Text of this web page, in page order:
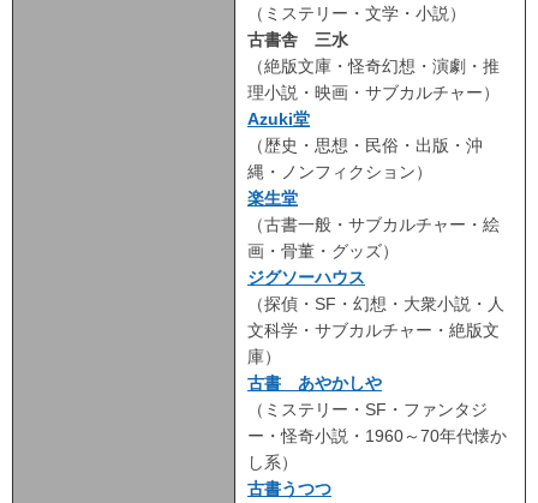
（ミステリー・文学・小説）
古書舎 三水
（絶版文庫・怪奇幻想・演劇・推
理小説・映画・サブカルチャー）
Azuki堂
（歴史・思想・民俗・出版・沖
縄・ノンフィクション）
楽生堂
（古書一般・サブカルチャー・絵
画・骨董・グッズ）
ジグソーハウス
（探偵・SF・幻想・大衆小説・人
文科学・サブカルチャー・絶版文
庫）
古書 あやかしや
（ミステリー・SF・ファンタジ
ー・怪奇小説・1960～70年代懐か
し系）
古書うつつ